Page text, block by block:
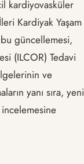
kardiyovasküler
Kardiyak Yaşam
bu güncellemesi,
(ILCOR) Tedavi
ve
yanı sıra, yeni